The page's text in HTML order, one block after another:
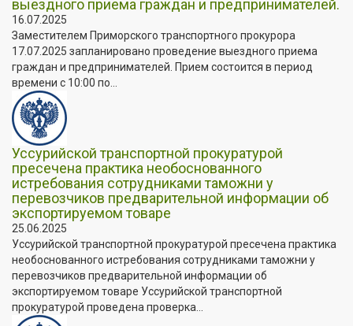
выездного приема граждан и предпринимателей.
16.07.2025
Заместителем Приморского транспортного прокурора
17.07.2025 запланировано проведение выездного приема
граждан и предпринимателей. Прием состоится в период
времени с 10:00 по...
Уссурийской транспортной прокуратурой
пресечена практика необоснованного
истребования сотрудниками таможни у
перевозчиков предварительной информации об
экспортируемом товаре
25.06.2025
Уссурийской транспортной прокуратурой пресечена практика
необоснованного истребования сотрудниками таможни у
перевозчиков предварительной информации об
экспортируемом товаре Уссурийской транспортной
прокуратурой проведена проверка...